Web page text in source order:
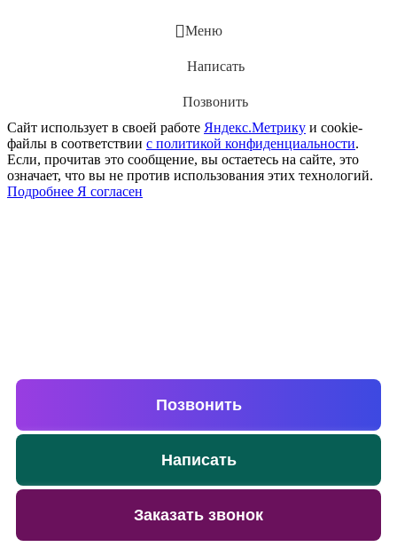
Меню
Написать
Позвонить
Сайт использует в своей работе Яндекс.Метрику и cookie-
файлы в соответствии с политикой конфиденциальности.
Если, прочитав это сообщение, вы остаетесь на сайте, это
означает, что вы не против использования этих технологий.
Подробнее Я согласен
Позвонить
Написать
Заказать звонок